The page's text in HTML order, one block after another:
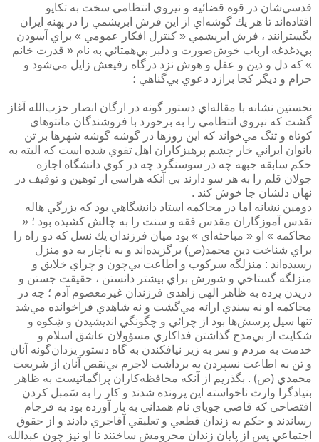
قدسي‌شان در قوه قضائيه و نيروي انتظامي سخت به تكاپو
افتاده‌اند تا هر يك گوشه‌اي از اين فرش ابريشمي را در پهنه ايران
بگسترانند ،‌ فرش ابريشمي « كنترل افكار عمومي » براي آسودن
بي‌دغدغه ارباب خوش‌صورت و دلبر بي‌همتائي به نام «‌ قدرت خانم
» كه دل و دين و عقل و هوش نزد درگاه رفيعش زايل مي‌شود و
حرام و ديگر كجا برازد دعوي بي‌گناهي ؛
نخستين نشانه با مقاله‌اي دستور گونه در ارگان انصار حزب‌الله آغاز
گشت كه نيروي انتظامي را به برخورد با فروشندگان مانتوهاي
كوتاه و تنگ مي‌خواند كه اين روزها در گوشه گوشه شهرها بر تن
بانوان ايراني خار چشم پرهيزكاران اهل تقوي شده است كه البته به
حكم سابقه جبهه چه در سوسنگرد چه در كوي دانشگاه اجازه
جولان قلم را به هر سو دارند بي آنكه هراسي از توهين و توقيف در
نهان دلشان جا خوش كند .
دومين نشانه اما در محاكمه استاد دانشگاهي بود كه بزرگي هاله
تقدس آموزگاران مقدس فقه و سنت را به چالش كشيده بود ؛ «
محاكمه » او « مباحثه‌اي » بود ميان فرزندان يك نسل كه دو راه را
براي شناخت دين محمد(ص) برگزيده‌اند و به ناچار به دو منزل
رسيده‌اند : منزلگه سركوب و اطاعت بي‌چون و چراي خلايق و
منزلگه گستاخي و شورش براي بيشتر دانستن ، حقيقت جستن و
دريدن پرده به ظاهر الهي زاهدي فرزندان غيرمعصوم آدم ؛ چه در
محاكمه او نه سندي ارائه مي‌گشت و نه شاهدي فراخوانده مي‌شد
تنها سيل پرسش‌ها بود از چرائي و چگونگي انديشيدن و شِكوه و
شكايت از بي‌‌مدح گذاشتن فداكاري مسؤولان عاشق اسلام و
خدمت به مردم و سر به زير نيافكندن به گاه دستور يزدان‌گونه آنان
و تن به اطاعت نسپردن به برداشت لاجرم بي‌نقص آنان از شريعت
محمدي (ص) . بگذريم از آنكه محافظه‌كاران پراگماتيست به ظاهر
بنيادگرا وارث ناخواسته اين پرونده شدند و كار را به سَمبل كردن
افتضاحي كه قاضي جوياي نام همداني به بار آورده بود به فرجام
رساندند و حكم به زندان قطعي و تعليقي آقاجري دادند و از حقوق
اجتماعي پس از پايان زندان محرومش ساختند تا او نيز چون عبدالله